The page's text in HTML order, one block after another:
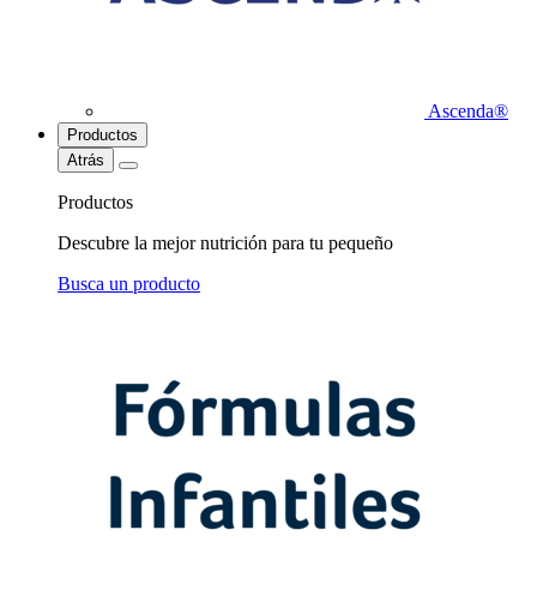
Ascenda®
Productos
Atrás
Productos
Descubre la mejor nutrición para tu pequeño
Busca un producto